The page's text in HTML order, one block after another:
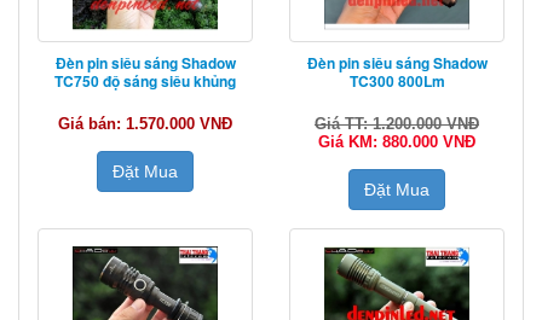
Đèn pin siêu sáng Shadow
TC750 độ sáng siêu khủng
Giá bán: 1.570.000 VNĐ
Đặt Mua
Đèn pin siêu sáng Shadow
TC300 800Lm
Giá TT: 1.200.000 VNĐ
Giá KM: 880.000 VNĐ
Đặt Mua